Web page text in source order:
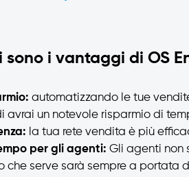
sono i vantaggi di OS
automatizzando le tue
avrai un notevole risparmio di
la tua rete vendita è più
per gli agenti: Gli agenti non
che serve sarà sempre a portata